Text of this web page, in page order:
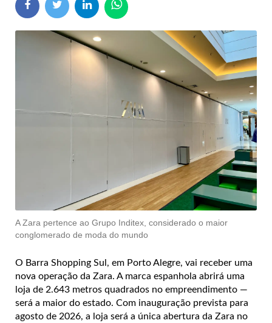
A Zara pertence ao Grupo Inditex, considerado o maior
conglomerado de moda do mundo
O Barra Shopping Sul, em Porto Alegre, vai receber uma
nova operação da Zara. A marca espanhola abrirá uma
loja de 2.643 metros quadrados no empreendimento —
será a maior do estado. Com inauguração prevista para
agosto de 2026, a loja será a única abertura da Zara no